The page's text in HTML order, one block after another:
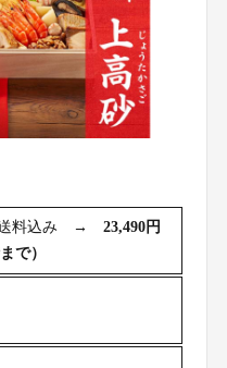
送料込み → 23,490円
で）